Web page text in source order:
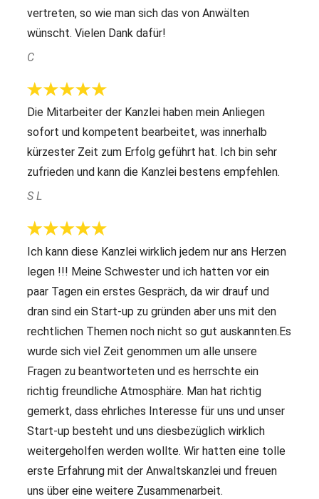
vertreten, so wie man sich das von Anwälten
wünscht. Vielen Dank dafür!
C
Die Mitarbeiter der Kanzlei haben mein Anliegen
sofort und kompetent bearbeitet, was innerhalb
kürzester Zeit zum Erfolg geführt hat. Ich bin sehr
zufrieden und kann die Kanzlei bestens empfehlen.
S L
Ich kann diese Kanzlei wirklich jedem nur ans Herzen
legen !!! Meine Schwester und ich hatten vor ein
paar Tagen ein erstes Gespräch, da wir drauf und
dran sind ein Start-up zu gründen aber uns mit den
rechtlichen Themen noch nicht so gut auskannten.Es
wurde sich viel Zeit genommen um alle unsere
Fragen zu beantworteten und es herrschte ein
richtig freundliche Atmosphäre. Man hat richtig
gemerkt, dass ehrliches Interesse für uns und unser
Start-up besteht und uns diesbezüglich wirklich
weitergeholfen werden wollte. Wir hatten eine tolle
erste Erfahrung mit der Anwaltskanzlei und freuen
uns über eine weitere Zusammenarbeit.